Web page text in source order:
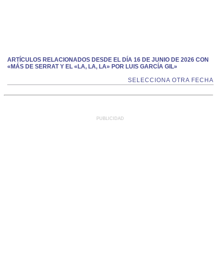
ARTÍCULOS RELACIONADOS DESDE EL DÍA 16 DE JUNIO DE 2026 CON
«MÁS DE SERRAT Y EL «LA, LA, LA» POR LUIS GARCÍA GIL»
SELECCIONA OTRA FECHA
PUBLICIDAD